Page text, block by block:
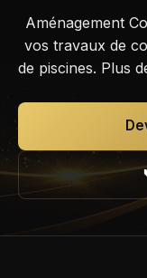
Aménagement
vos travaux de
de piscines. Plus